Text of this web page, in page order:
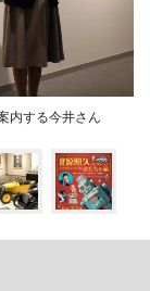
内する今井さん